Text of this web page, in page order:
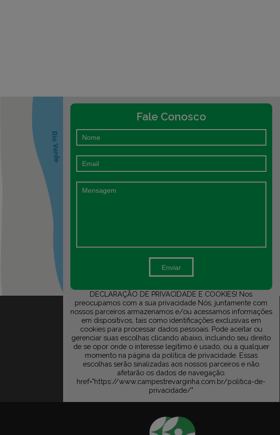
Fale Conosco
Enviar
DECLARAÇÃO DE PRIVACIDADE E COOKIES! Nos
preocupamos com a sua privacidade Nós, juntamente com
nossos parceiros armazenamos e/ou acessamos informações
em dispositivos, tais como identificações exclusivas em
cookies para processar dados pessoais. Pode aceitar ou
gerenciar suas escolhas clicando abaixo, incluindo seu direito
de se opor onde o interesse legítimo é usado, ou a qualquer
momento na página da política de privacidade. Essas
escolhas serão sinalizadas aos nossos parceiros e não
afetarão os dados de navegação.
href="https://www.campestrevarginha.com.br/politica-de-
privacidade/"